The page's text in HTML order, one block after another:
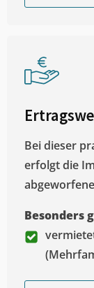
Bei dieser
erfolgt die
Besonders